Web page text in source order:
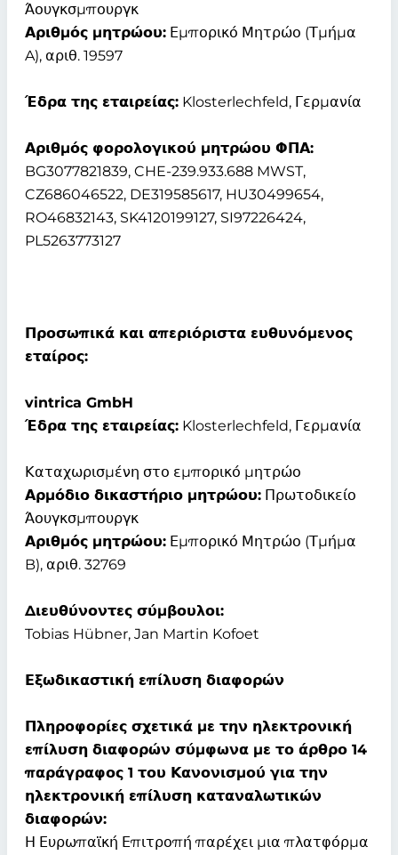
Άουγκσμπουργκ
Αριθμός μητρώου: Εμπορικό Μητρώο (Τμήμα
A), αριθ. 19597
Έδρα της εταιρείας: Klosterlechfeld, Γερμανία
Αριθμός φορολογικού μητρώου ΦΠΑ:
BG3077821839, CHE-239.933.688 MWST,
CZ686046522, DE319585617, HU30499654,
RO46832143, SK4120199127, SI97226424,
PL5263773127
Προσωπικά και απεριόριστα ευθυνόμενος
εταίρος:
vintrica GmbH
Έδρα της εταιρείας: Klosterlechfeld, Γερμανία
Καταχωρισμένη στο εμπορικό μητρώο
Αρμόδιο δικαστήριο μητρώου: Πρωτοδικείο
Άουγκσμπουργκ
Αριθμός μητρώου: Εμπορικό Μητρώο (Τμήμα
B), αριθ. 32769
Διευθύνοντες σύμβουλοι:
Tobias Hübner, Jan Martin Kofoet
Εξωδικαστική επίλυση διαφορών
Πληροφορίες σχετικά με την ηλεκτρονική
επίλυση διαφορών σύμφωνα με το άρθρο 14
παράγραφος 1 του Κανονισμού για την
ηλεκτρονική επίλυση καταναλωτικών
διαφορών:
Η Ευρωπαϊκή Επιτροπή παρέχει μια πλατφόρμα